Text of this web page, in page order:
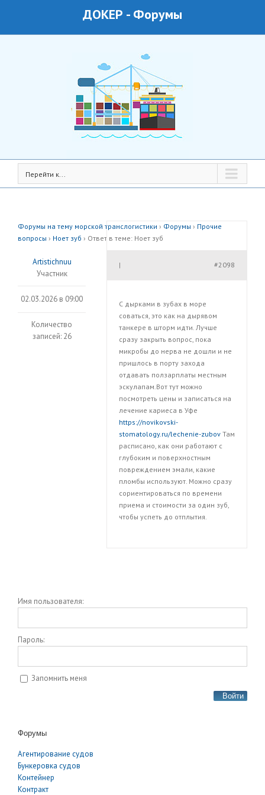
ДОКЕР - Форумы
Перейти к...
Форумы на тему морской транслогистики › Форумы › Прочие
вопросы › Ноет зуб › Ответ в теме: Ноет зуб
Artistichnuu
Участник
02.03.2026 в 09:00
Количество
записей: 26
#2098
|
С дырками в зубах в море
соваться, это как на дырявом
танкере в шторм идти. Лучше
сразу закрыть вопрос, пока
микробы до нерва не дошли и не
пришлось в порту захода
отдавать ползарплаты местным
эскулапам.Вот тут можно
посмотреть цены и записаться на
лечение кариеса в Уфе
https://novikovski-
stomatology.ru/lechenie-zubov Там
расписано, как они работают с
глубоким и поверхностным
повреждением эмали, какие
пломбы используют. Можно сразу
сориентироваться по времени
приема и стоимости за один зуб,
чтобы успеть до отплытия.
Имя пользователя:
Пароль:
Запомнить меня
Войти
Форумы
Агентирование судов
Бункеровка судов
Контейнер
Контракт